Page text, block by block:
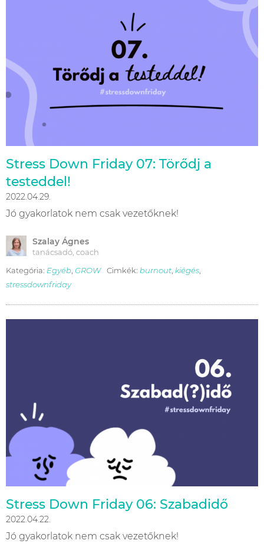
Stress Down Friday 07: Törődj a
testeddel!
2022.04.29.
Jó gyakorlatok nem csak vezetőknek!
Szalay Ágnes
tanácsadó, coach
Kategória: Egyéb GROW Cimkék: burnout kiégés
stressdownfriday
Stress Down Friday 06: Szabadidő
2022.04.22.
Jó gyakorlatok nem csak vezetőknek!